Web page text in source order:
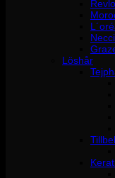
Löshår